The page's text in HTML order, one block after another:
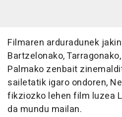
Filmaren arduradunek
Bartzelonako,
Palmako zenbait
sailetatik igaro ondoren,
fikziozko lehen film luzea
da mundu mailan.